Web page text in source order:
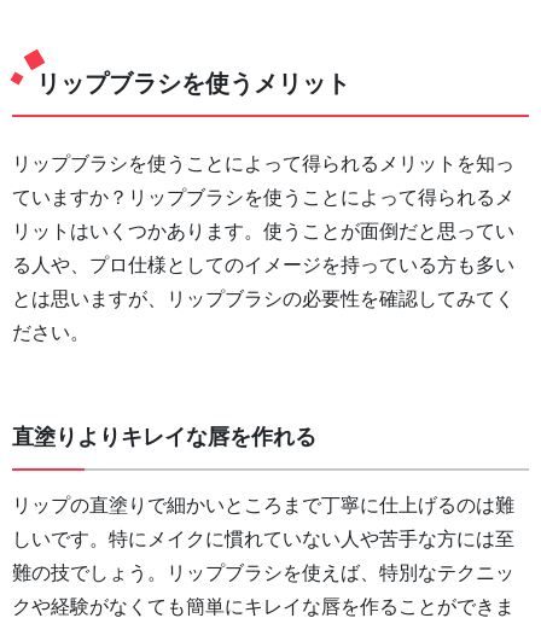
リップブラシを使うメリット
リップブラシを使うことによって得られるメリットを知っ
ていますか？リップブラシを使うことによって得られるメ
リットはいくつかあります。使うことが面倒だと思ってい
る人や、プロ仕様としてのイメージを持っている方も多い
とは思いますが、リップブラシの必要性を確認してみてく
ださい。
直塗りよりキレイな唇を作れる
リップの直塗りで細かいところまで丁寧に仕上げるのは難
しいです。特にメイクに慣れていない人や苦手な方には至
難の技でしょう。リップブラシを使えば、特別なテクニッ
クや経験がなくても簡単にキレイな唇を作ることができま